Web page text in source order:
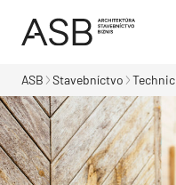
ASB Stavebníctvo